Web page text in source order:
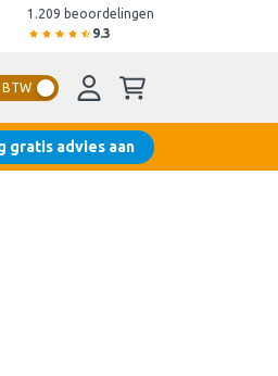
1.209 beoordelingen
9.3
gratis advies aan